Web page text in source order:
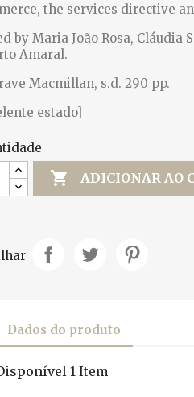
the services directive
by Maria João Rosa, Cláudia
Amaral.
Macmillan, s.d. 290 pp.
estado]
 ADICIONAR AO
Dados do produto
1 Item